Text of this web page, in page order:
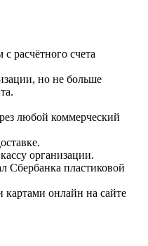
расчётного счета
но не больше
любой коммерческий
организации.
Сбербанка пластиковой
онлайн на сайте